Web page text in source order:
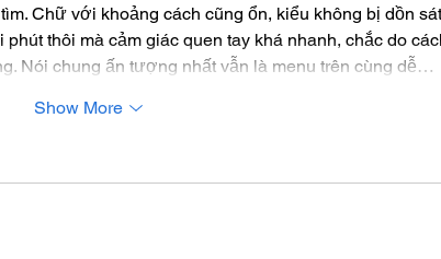
Chữ với khoảng cách cũng ổn, kiểu không bị dồn
thôi mà cảm giác quen tay khá nhanh, chắc do
Nói chung ấn tượng nhất vẫn là menu trên cùng dễ…
Show More